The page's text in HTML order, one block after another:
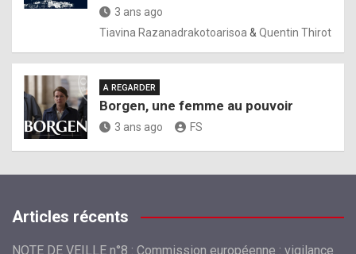
3 ans ago
Tiavina Razanadrakotoarisoa & Quentin Thirot
A REGARDER
Borgen, une femme au pouvoir
3 ans ago FS
Articles récents
NOTE DE VEILLE n°8 : Commission européenne : vigilance